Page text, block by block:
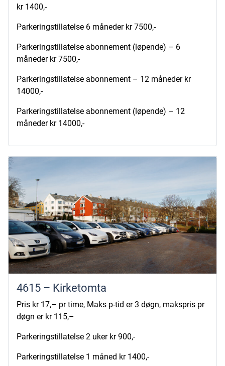
kr 1400,-
Parkeringstillatelse 6 måneder kr 7500,-
Parkeringstillatelse abonnement (løpende) – 6
måneder kr 7500,-
Parkeringstillatelse abonnement – 12 måneder kr
14000,-
Parkeringstillatelse abonnement (løpende) – 12
måneder kr 14000,-
4615 – Kirketomta
Pris kr 17,– pr time, Maks p-tid er 3 døgn, makspris pr
døgn er kr 115,–
Parkeringstillatelse 2 uker kr 900,-
Parkeringstillatelse 1 måned kr 1400,-